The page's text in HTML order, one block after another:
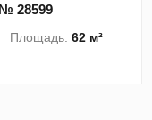
28599
Площадь:62 м²